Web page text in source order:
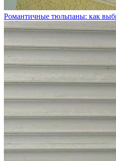
Романтичные тюльпаны: как